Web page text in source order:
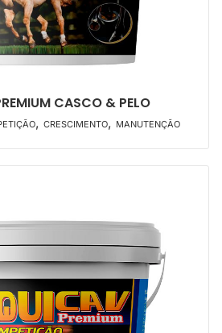
CASCO & PELO
, CRESCIMENTO, MANUTENÇÃO